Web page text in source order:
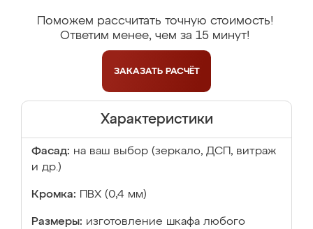
Поможем рассчитать точную стоимость!
Ответим менее, чем за 15 минут!
ЗАКАЗАТЬ РАСЧЁТ
Характеристики
Фасад: на ваш выбор (зеркало, ДСП, витраж
и др.)
Кромка: ПВХ (0,4 мм)
Размеры: изготовление шкафа любого